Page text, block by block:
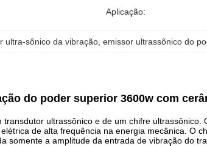
Aplicação:
ultra-sônico da vibração , emissor ultrassônico do
do poder superior 3600w com
ultrassônico e de um chifre ultrassônico.
de alta frequência na energia mecânica. O
somente a amplitude da entrada de vibração do